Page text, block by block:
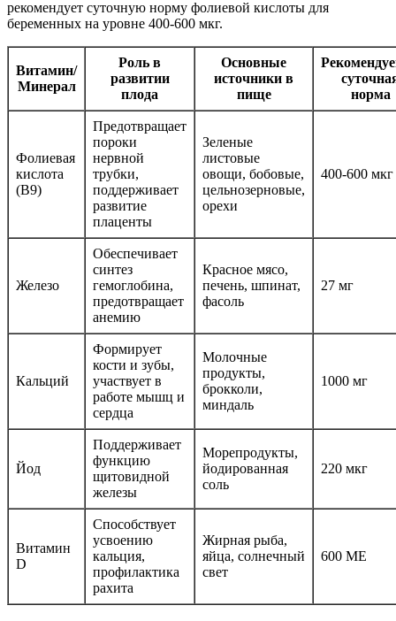
рекомендует суточную норму фолиевой кислоты для
беременных на уровне 400-600 мкг.
Витамин/
Минерал
Роль в
развитии
плода
Основные
источники в
пище
норма
Фолиевая
кислота
(В9)
Предотвращает
пороки
нервной
трубки,
поддерживает
развитие
плаценты
Зеленые
листовые
овощи, бобовые,
цельнозерновые,
орехи
400-600 мкг
Железо
Обеспечивает
синтез
гемоглобина,
предотвращает
анемию
Красное мясо,
печень, шпинат,
фасоль
27 мг
Кальций
Формирует
кости и зубы,
участвует в
работе мышц и
сердца
Молочные
продукты,
брокколи,
миндаль
1000 мг
Йод
Поддерживает
функцию
щитовидной
железы
Морепродукты,
йодированная
соль
220 мкг
Витамин
D
Способствует
усвоению
кальция,
профилактика
рахита
Жирная рыба,
яйца, солнечный
свет
600 МЕ